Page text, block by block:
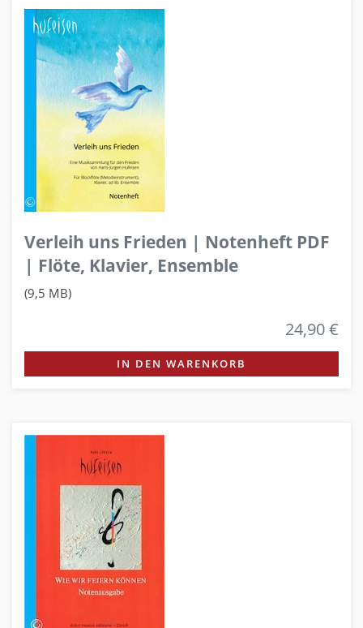
Verleih uns Frieden | Notenheft PDF
| Flöte, Klavier, Ensemble
(9,5 MB)
24,90 €
IN DEN WARENKORB